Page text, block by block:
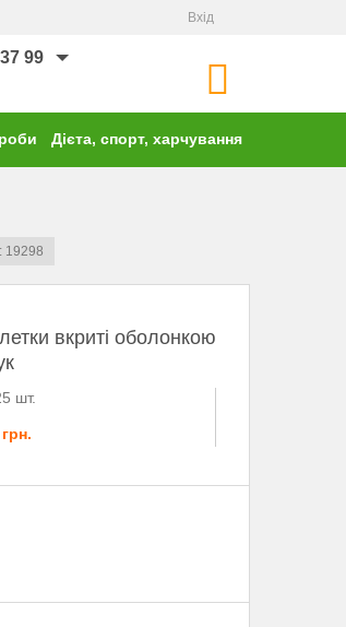
Вхід
99
Дієта, спорт, харчування
19298
вкриті оболонкою
шт.
грн.